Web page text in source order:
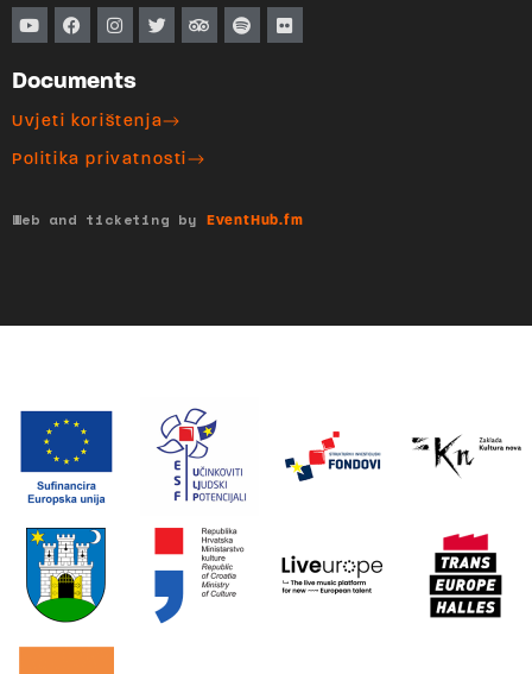
Documents
Uvjeti korištenja
Politika privatnosti
Web and ticketing by EventHub.fm